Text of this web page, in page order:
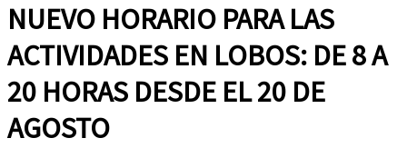
NUEVO HORARIO PARA LAS
ACTIVIDADES EN LOBOS: DE 8 A
20 HORAS DESDE EL 20 DE
AGOSTO